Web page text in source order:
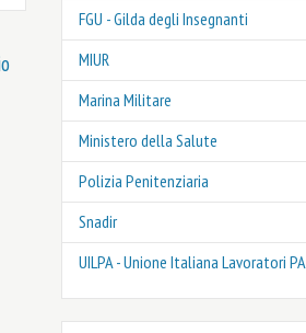
FGU - Gilda degli Insegnanti
MIUR
Marina Militare
Ministero della Salute
Polizia Penitenziaria
Snadir
UILPA - Unione Italiana Lavoratori PA